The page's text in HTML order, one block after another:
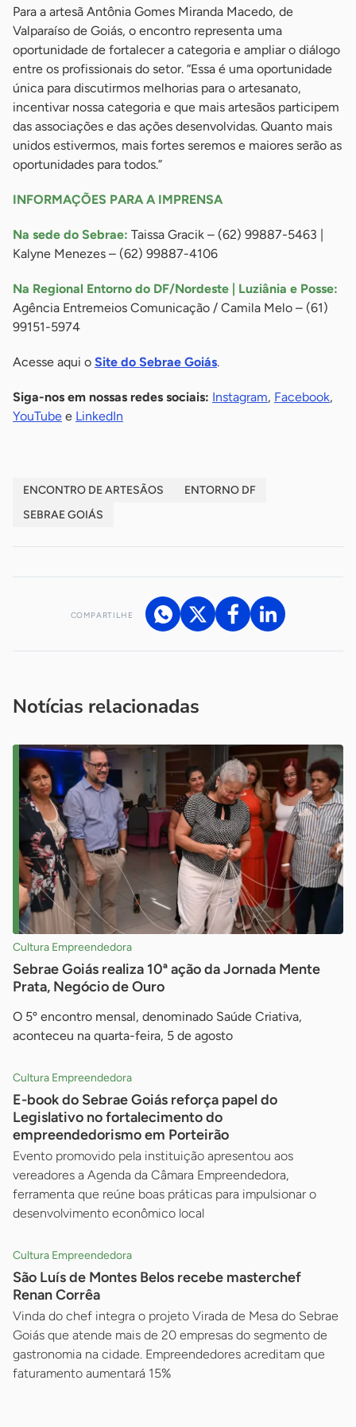
Para a artesã Antônia Gomes Miranda Macedo, de
Valparaíso de Goiás, o encontro representa uma
oportunidade de fortalecer a categoria e ampliar o diálogo
entre os profissionais do setor. “Essa é uma oportunidade
única para discutirmos melhorias para o artesanato,
incentivar nossa categoria e que mais artesãos participem
das associações e das ações desenvolvidas. Quanto mais
unidos estivermos, mais fortes seremos e maiores serão as
oportunidades para todos.”
INFORMAÇÕES PARA A IMPRENSA
Na sede do Sebrae: Taissa Gracik – (62) 99887-5463 |
Kalyne Menezes – (62) 99887-4106
Na Regional Entorno do DF/Nordeste | Luziânia e Posse:
Agência Entremeios Comunicação / Camila Melo – (61)
99151-5974
Acesse aqui o Site do Sebrae Goiás.
Siga-nos em nossas redes sociais: Instagram, Facebook,
YouTube e LinkedIn
ENCONTRO DE ARTESÃOS
ENTORNO DF
SEBRAE GOIÁS
COMPARTILHE
Notícias relacionadas
Cultura Empreendedora
Sebrae Goiás realiza 10ª ação da Jornada Mente
Prata, Negócio de Ouro
O 5º encontro mensal, denominado Saúde Criativa,
aconteceu na quarta-feira, 5 de agosto
Cultura Empreendedora
E-book do Sebrae Goiás reforça papel do
Legislativo no fortalecimento do
empreendedorismo em Porteirão
Evento promovido pela instituição apresentou aos
vereadores a Agenda da Câmara Empreendedora,
ferramenta que reúne boas práticas para impulsionar o
desenvolvimento econômico local
Cultura Empreendedora
São Luís de Montes Belos recebe masterchef
Renan Corrêa
Vinda do chef integra o projeto Virada de Mesa do Sebrae
Goiás que atende mais de 20 empresas do segmento de
gastronomia na cidade. Empreendedores acreditam que
faturamento aumentará 15%